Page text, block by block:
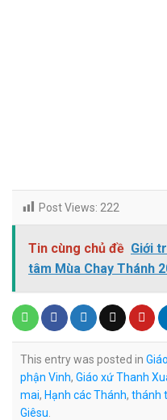
Post Views: 222
Tin cùng chủ đề Giới
tâm Mùa Chay Thánh
This entry was posted in
phận Vinh, Giáo xứ Thanh
mai, Hạnh các Thánh, thánh
Giêsu.